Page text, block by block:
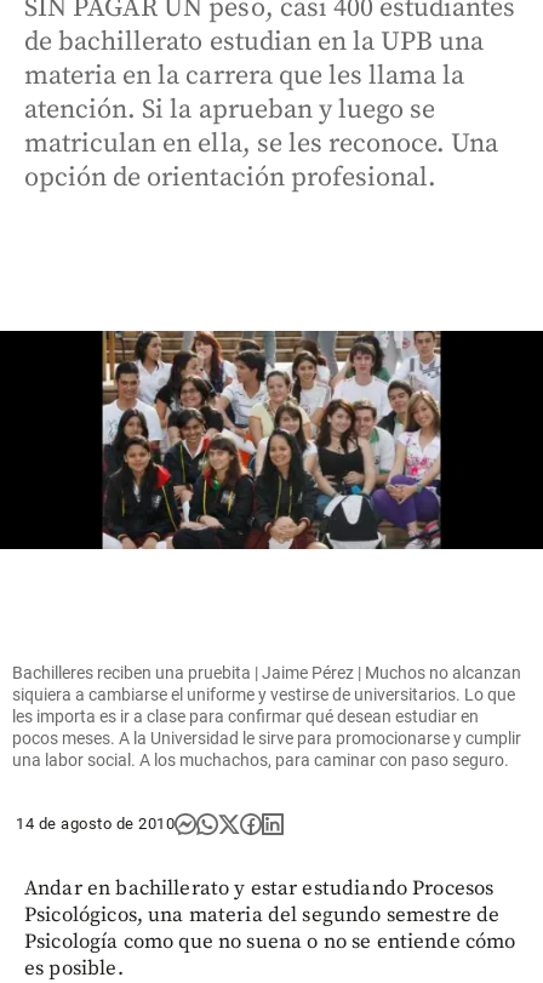
SIN PAGAR UN peso, casi 400 estudiantes
de bachillerato estudian en la UPB una
materia en la carrera que les llama la
atención. Si la aprueban y luego se
matriculan en ella, se les reconoce. Una
opción de orientación profesional.
Bachilleres reciben una pruebita | Jaime Pérez | Muchos no alcanzan
siquiera a cambiarse el uniforme y vestirse de universitarios. Lo que
les importa es ir a clase para confirmar qué desean estudiar en
pocos meses. A la Universidad le sirve para promocionarse y cumplir
una labor social. A los muchachos, para caminar con paso seguro.
14 de agosto de 2010
Andar en bachillerato y estar estudiando Procesos
Psicológicos, una materia del segundo semestre de
Psicología como que no suena o no se entiende cómo
es posible.